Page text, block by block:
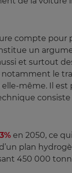
compte pour
un
et surtout
le
même. Il est
en 2050, ce
plan
450 000